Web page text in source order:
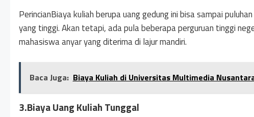
PerincianBiaya kuliah berupa uang gedung ini bisa sampai
yang tinggi. Akan tetapi, ada pula beberapa perguruan tinggi
mahasiswa anyar yang diterima di lajur mandiri.
Baca Juga: Biaya Kuliah di Universitas Multimedia
3.Biaya Uang Kuliah Tunggal